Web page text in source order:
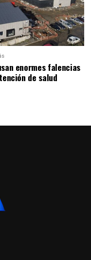
enormes falencias
de salud